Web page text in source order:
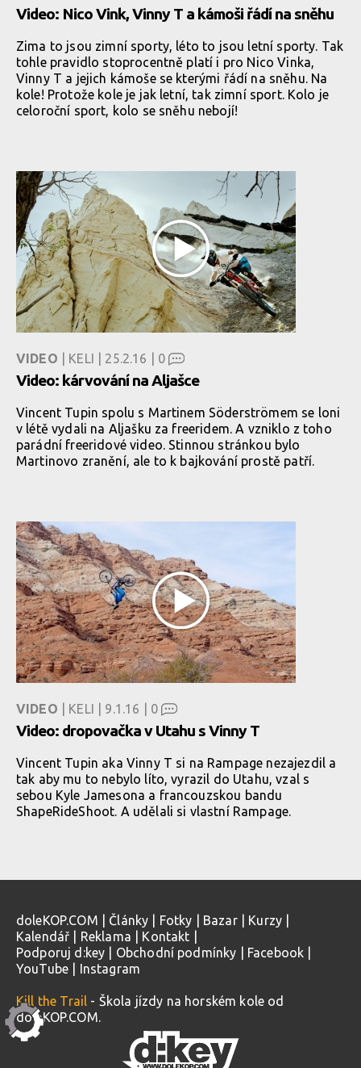
Video: Nico Vink, Vinny T a kámoši řádí na sněhu
Zima to jsou zimní sporty, léto to jsou letní sporty. Tak
tohle pravidlo stoprocentně platí i pro Nico Vinka,
Vinny T a jejich kámoše se kterými řádí na sněhu. Na
kole! Protože kole je jak letní, tak zimní sport. Kolo je
celoroční sport, kolo se sněhu nebojí!
VIDEO | KELI | 25.2.16 | 0
Video: kárvování na Aljašce
Vincent Tupin spolu s Martinem Söderströmem se loni
v létě vydali na Aljašku za freeridem. A vzniklo z toho
parádní freeridové video. Stinnou stránkou bylo
Martinovo zranění, ale to k bajkování prostě patří.
VIDEO | KELI | 9.1.16 | 0
Video: dropovačka v Utahu s Vinny T
Vincent Tupin aka Vinny T si na Rampage nezajezdil a
tak aby mu to nebylo líto, vyrazil do Utahu, vzal s
sebou Kyle Jamesona a francouzskou bandu
ShapeRideShoot. A udělali si vlastní Rampage.
doleKOP.COM Články Fotky Bazar| Kurzy
Kalendář
Reklama Kontakt
Podporuj d:key
Obchodní podmínky Facebook
YouTube
Instagram
Kill the Trail - Škola jízdy na horském kole od
doleKOP.COM.